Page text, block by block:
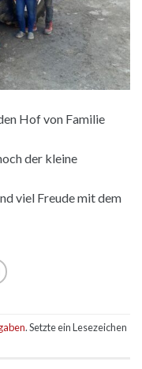
Hof von Familie
der kleine
viel Freude mit dem
. Setzte ein Lesezeichen